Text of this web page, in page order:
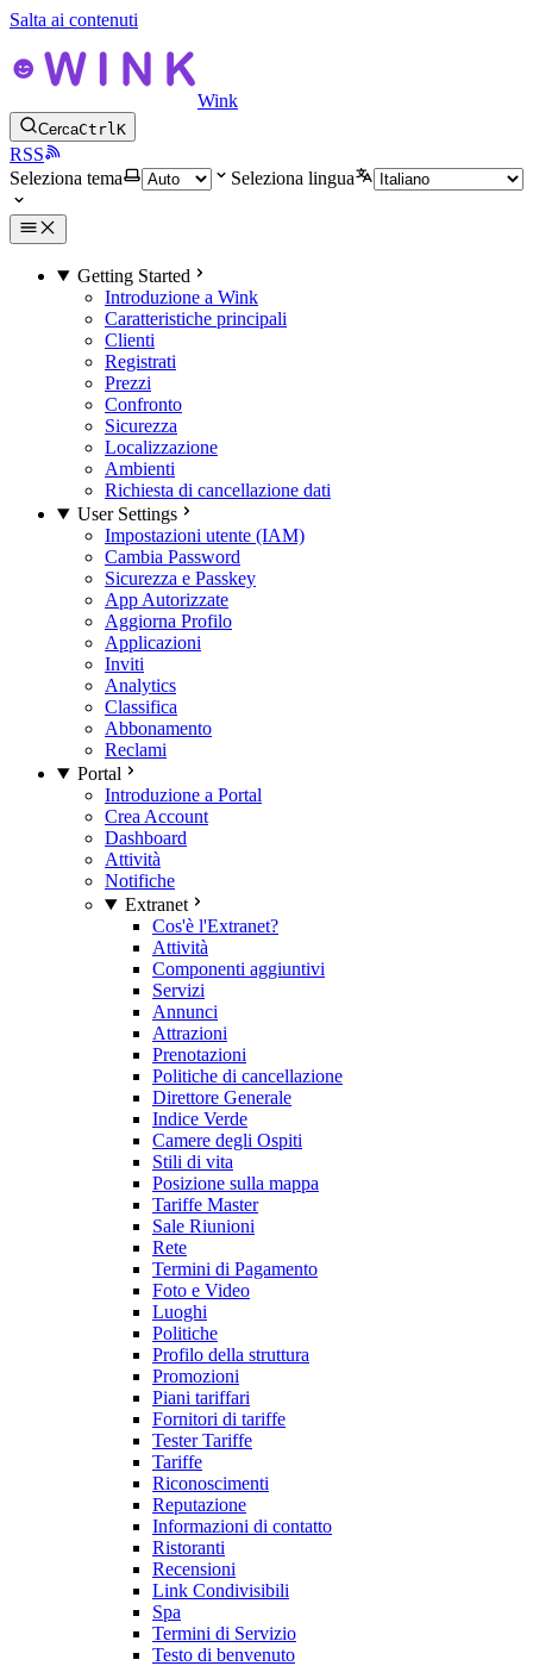
Salta ai contenuti
Wink
CercaCtrlK
RSS
Seleziona tema
Seleziona lingua
Getting Started
Introduzione a Wink
Caratteristiche principali
Clienti
Registrati
Prezzi
Confronto
Sicurezza
Localizzazione
Ambienti
Richiesta di cancellazione dati
User Settings
Impostazioni utente (IAM)
Cambia Password
Sicurezza e Passkey
App Autorizzate
Aggiorna Profilo
Applicazioni
Inviti
Analytics
Classifica
Abbonamento
Reclami
Portal
Introduzione a Portal
Crea Account
Dashboard
Attività
Notifiche
Extranet
Cos'è l'Extranet?
Attività
Componenti aggiuntivi
Servizi
Annunci
Attrazioni
Prenotazioni
Politiche di cancellazione
Direttore Generale
Indice Verde
Camere degli Ospiti
Stili di vita
Posizione sulla mappa
Tariffe Master
Sale Riunioni
Rete
Termini di Pagamento
Foto e Video
Luoghi
Politiche
Profilo della struttura
Promozioni
Piani tariffari
Fornitori di tariffe
Tester Tariffe
Tariffe
Riconoscimenti
Reputazione
Informazioni di contatto
Ristoranti
Recensioni
Link Condivisibili
Spa
Termini di Servizio
Testo di benvenuto